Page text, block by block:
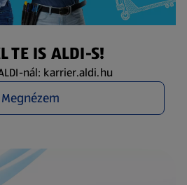
TE IS ALDI-S!
nál: karrier.aldi.hu
Megnézem